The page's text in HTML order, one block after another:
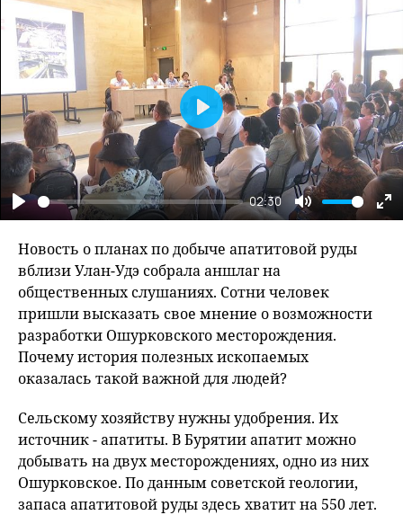
Play
02:30
Mute
Play
Новость о планах по добыче апатитовой руды
вблизи Улан-Удэ собрала аншлаг на
общественных слушаниях. Сотни человек
пришли высказать свое мнение о возможности
разработки Ошурковского месторождения.
Почему история полезных ископаемых
оказалась такой важной для людей?
Сельскому хозяйству нужны удобрения. Их
источник - апатиты. В Бурятии апатит можно
добывать на двух месторождениях, одно из них
Ошурковское. По данным советской геологии,
запаса апатитовой руды здесь хватит на 550 лет.